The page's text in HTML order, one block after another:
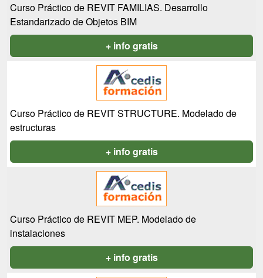
Curso Práctico de REVIT FAMILIAS. Desarrollo
Estandarizado de Objetos BIM
+ info gratis
Curso Práctico de REVIT STRUCTURE. Modelado de
estructuras
+ info gratis
Curso Práctico de REVIT MEP. Modelado de
instalaciones
+ info gratis